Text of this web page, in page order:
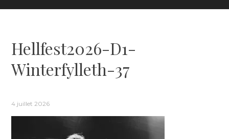
Hellfest2026-D1-
Winterfylleth-37
4 juillet 2026